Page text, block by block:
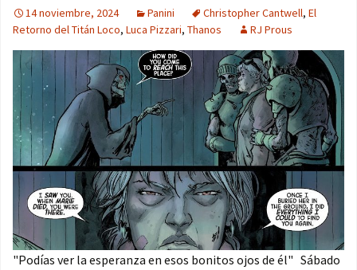
14 noviembre, 2024 Panini Christopher Cantwell, El
Retorno del Titán Loco, Luca Pizzari, Thanos RJ Prous
"Podías ver la esperanza en esos bonitos ojos de él" Sábado